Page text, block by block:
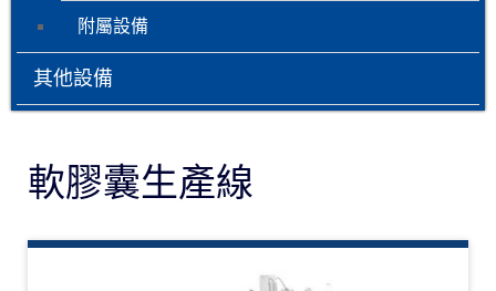
附屬設備
其他設備
軟膠囊生產線